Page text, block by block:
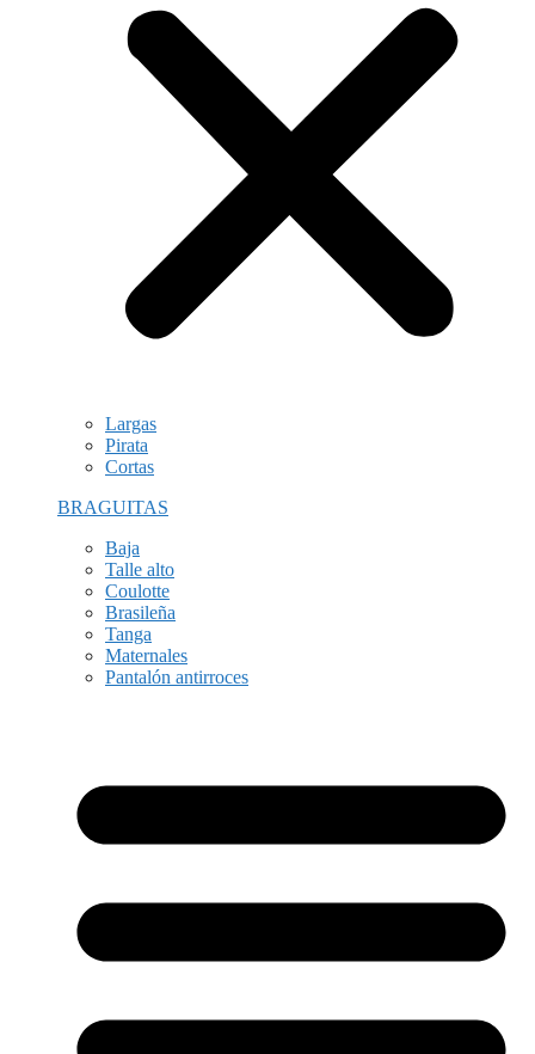
Largas
Pirata
Cortas
BRAGUITAS
Baja
Talle alto
Coulotte
Brasileña
Tanga
Maternales
Pantalón antirroces